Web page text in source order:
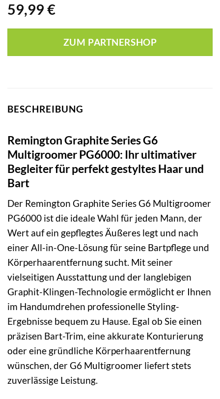
59,99 €
ZUM PARTNERSHOP
BESCHREIBUNG
Remington Graphite Series G6
Multigroomer PG6000: Ihr ultimativer
Begleiter für perfekt gestyltes Haar und
Bart
Der Remington Graphite Series G6 Multigroomer
PG6000 ist die ideale Wahl für jeden Mann, der
Wert auf ein gepflegtes Äußeres legt und nach
einer All-in-One-Lösung für seine Bartpflege und
Körperhaarentfernung sucht. Mit seiner
vielseitigen Ausstattung und der langlebigen
Graphit-Klingen-Technologie ermöglicht er Ihnen
im Handumdrehen professionelle Styling-
Ergebnisse bequem zu Hause. Egal ob Sie einen
präzisen Bart-Trim, eine akkurate Konturierung
oder eine gründliche Körperhaarentfernung
wünschen, der G6 Multigroomer liefert stets
zuverlässige Leistung.